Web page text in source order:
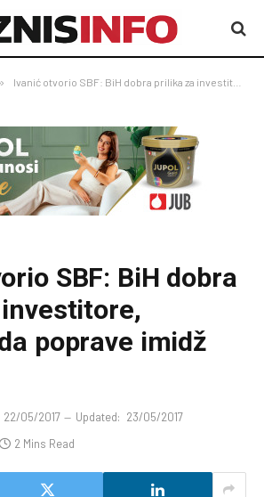
Ivanić otvorio SBF: BiH dobra prilika za investitore, političari da poprave imidž zemlje
SBF: BiH dobra
poprave imidž
22/05/2017 Updated: 23/05/2017
2 Mins Read